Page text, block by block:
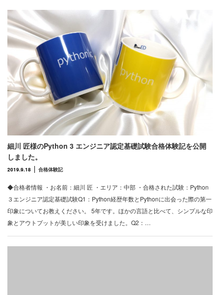
細川 匠様のPython 3 エンジニア認定基礎試験合格体験記を公開
しました。
2019.9.18 合格体験記
◆合格者情報 ・お名前：細川 匠 ・エリア：中部 ・合格された試験：Python
３エンジニア認定基礎試験Q1：Python経歴年数とPythonに出会った際の第一
印象についてお教えください。 5年です。ほかの言語と比べて、シンプルな印
象とアウトプットが美しい印象を受けました。Q2：…